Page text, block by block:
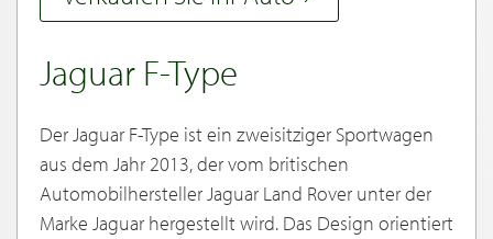
Jaguar F-Type
Der Jaguar F-Type ist ein zweisitziger Sportwagen
aus dem Jahr 2013, der vom britischen
Automobilhersteller Jaguar Land Rover unter der
Marke Jaguar hergestellt wird. Das Design orientiert